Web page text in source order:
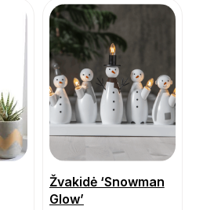
Žvakidė ‘Snowman
Glow’